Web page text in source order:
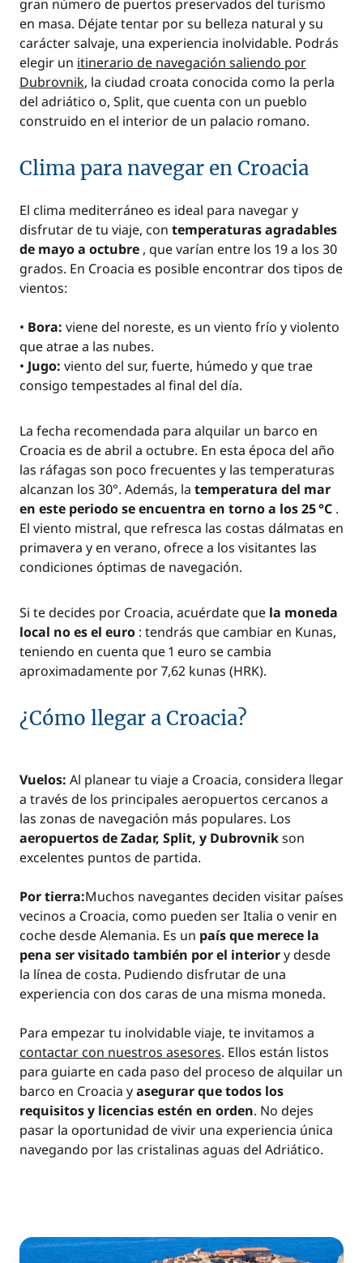
gran número de puertos preservados del turismo
en masa. Déjate tentar por su belleza natural y su
carácter salvaje, una experiencia inolvidable. Podrás
elegir un itinerario de navegación saliendo por
Dubrovnik, la ciudad croata conocida como la perla
del adriático o, Split, que cuenta con un pueblo
construido en el interior de un palacio romano.
Clima para navegar en Croacia
El clima mediterráneo es ideal para navegar y
disfrutar de tu viaje, con temperaturas agradables
de mayo a octubre , que varían entre los 19 a los 30
grados. En Croacia es posible encontrar dos tipos de
vientos:
• Bora: viene del noreste, es un viento frío y violento
que atrae a las nubes.
• Jugo: viento del sur, fuerte, húmedo y que trae
consigo tempestades al final del día.
La fecha recomendada para alquilar un barco en
Croacia es de abril a octubre. En esta época del año
las ráfagas son poco frecuentes y las temperaturas
alcanzan los 30°. Además, la temperatura del mar
en este periodo se encuentra en torno a los 25 °C .
El viento mistral, que refresca las costas dálmatas en
primavera y en verano, ofrece a los visitantes las
condiciones óptimas de navegación.
Si te decides por Croacia, acuérdate que la moneda
local no es el euro : tendrás que cambiar en Kunas,
teniendo en cuenta que 1 euro se cambia
aproximadamente por 7,62 kunas (HRK).
¿Cómo llegar a Croacia?
Vuelos: Al planear tu viaje a Croacia, considera llegar
a través de los principales aeropuertos cercanos a
las zonas de navegación más populares. Los
aeropuertos de Zadar, Split, y Dubrovnikson
excelentes puntos de partida.
Por tierra:Muchos navegantes deciden visitar países
vecinos a Croacia, como pueden ser Italia o venir en
coche desde Alemania. Es un país que merece la
pena ser visitado también por el interiory desde
la línea de costa. Pudiendo disfrutar de una
experiencia con dos caras de una misma moneda.
Para empezar tu inolvidable viaje, te invitamos a
contactar con nuestros asesores. Ellos están listos
para guiarte en cada paso del proceso de alquilar un
barco en Croacia yasegurar que todos los
requisitos y licencias estén en orden. No dejes
pasar la oportunidad de vivir una experiencia única
navegando por las cristalinas aguas del Adriático.